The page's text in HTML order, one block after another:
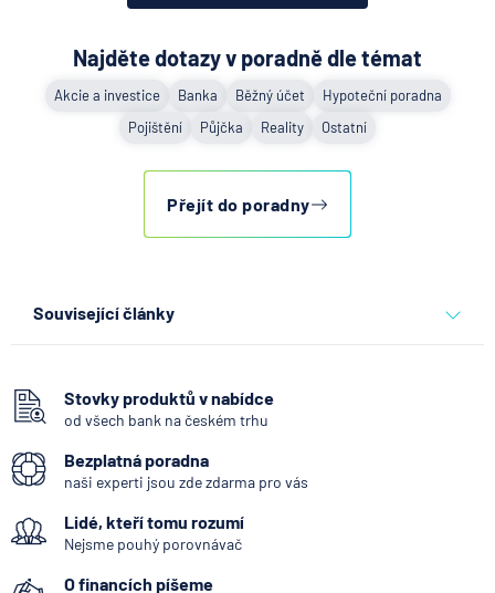
Najděte dotazy v poradně dle témat
Akcie a investice Banka Běžný účet
Hypoteční poradna
Pojištění
Půjčka Reality Ostatní
Přejít do poradny
Související články
7.8.2026
Stovky produktů v nabídce
od všech bank na českém trhu
Bezplatná poradna
naši experti jsou zde zdarma pro vás
Lidé, kteří tomu rozumí
Nejsme pouhý porovnávač
O financích píšeme